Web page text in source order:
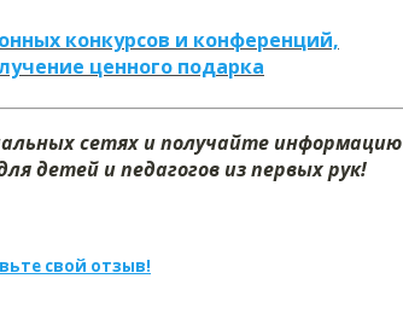
конкурсов и конференций,
ценного подарка
сетях и получайте информацию
детей и педагогов из первых рук!
свой отзыв!